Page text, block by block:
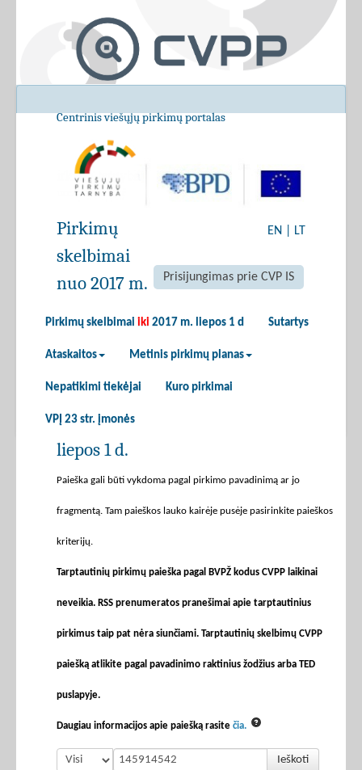
Centrinis viešųjų pirkimų portalas
EN LT
Prisijungimas prie CVP IS
Pirkimų skelbimai iki 2017 m. liepos 1 d Sutartys
Ataskaitos Metinis pirkimų planas
Nepatikimi tiekėjai Kuro pirkimai
VPĮ 23 str. įmonės
Pirkimų
skelbimai
nuo 2017 m.
liepos 1 d.
Paieška gali būti vykdoma pagal pirkimo pavadinimą ar jo
fragmentą. Tam paieškos lauko kairėje pusėje pasirinkite paieškos
kriterijų.
Tarptautinių pirkimų paieška pagal BVPŽ kodus CVPP laikinai
neveikia. RSS prenumeratos pranešimai apie tarptautinius
pirkimus taip pat nėra siunčiami. Tarptautinių skelbimų CVPP
paiešką atlikite pagal pavadinimo raktinius žodžius arba TED
puslapyje.
Daugiau informacijos apie paiešką rasite čia.
Ieškoti